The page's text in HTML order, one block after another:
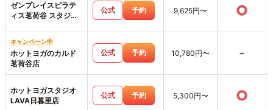
ゼンプレイスピラテ
ィス茗荷谷 スタジオ
公式 予約 9,625円〜 ○
キャンペーン中
ホットヨガのカルド
茗荷谷店
公式 予約 10,780円〜 -
ホットヨガスタジオ
LAVA日暮里店
公式 予約 5,300円〜 ○